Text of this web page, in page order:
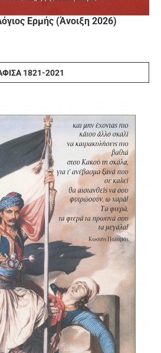
Ερμής (Άνοιξη 2026)
1821-2021